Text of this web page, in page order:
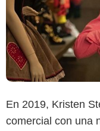
En 2019, Kristen
comercial con una